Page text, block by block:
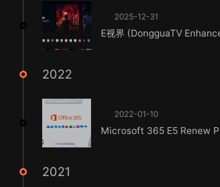
2025-12-31
E视界 (DongguaTV
2022
2022-01-10
Microsoft 365 E5 Renew
2021